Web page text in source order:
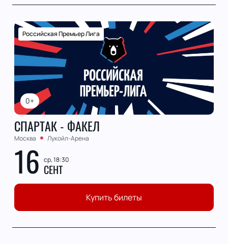
0+
Российская Премьер Лига
СПАРТАК - ФАКЕЛ
Москва Лукойл-Арена
16 ср, 18:30
СЕНТ
Купить билеты